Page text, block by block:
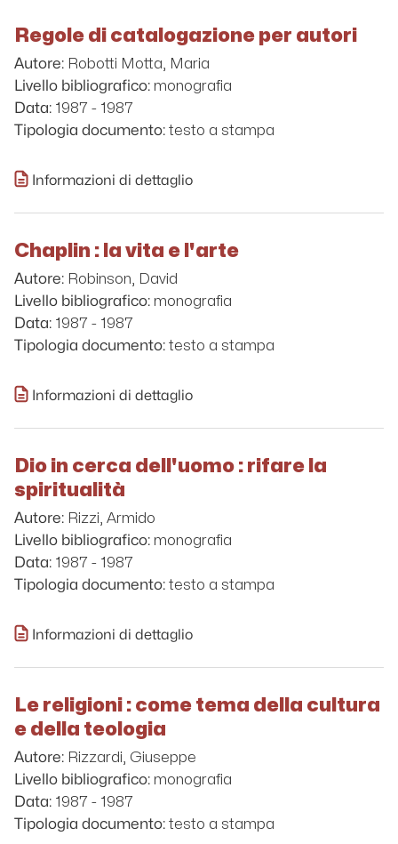
Regole di catalogazione per autori
Autore: Robotti Motta, Maria
Livello bibliografico: monografia
Data: 1987 - 1987
Tipologia documento: testo a stampa
Informazioni di dettaglio
Chaplin : la vita e l'arte
Autore: Robinson, David
Livello bibliografico: monografia
Data: 1987 - 1987
Tipologia documento: testo a stampa
Informazioni di dettaglio
Dio in cerca dell'uomo : rifare la
spiritualità
Autore: Rizzi, Armido
Livello bibliografico: monografia
Data: 1987 - 1987
Tipologia documento: testo a stampa
Informazioni di dettaglio
Le religioni : come tema della cultura
e della teologia
Autore: Rizzardi, Giuseppe
Livello bibliografico: monografia
Data: 1987 - 1987
Tipologia documento: testo a stampa